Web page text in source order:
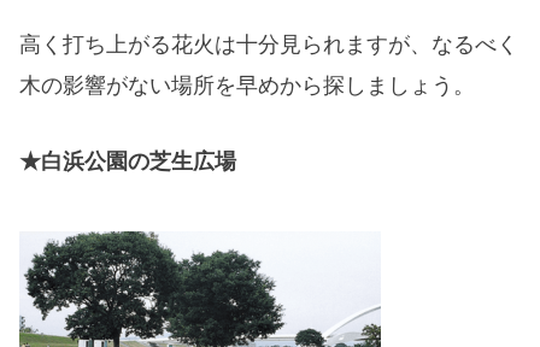
高く打ち上がる花火は十分見られますが、なるべく
木の影響がない場所を早めから探しましょう。
★白浜公園の芝生広場